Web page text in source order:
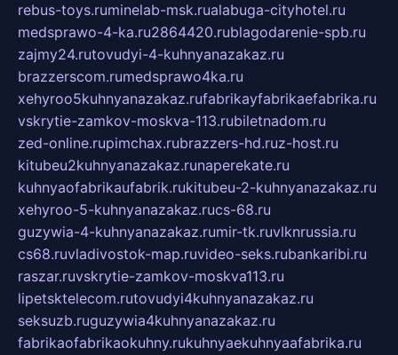
rebus-toys.ruminelab-msk.rualabuga-cityhotel.ru
medsprawo-4-ka.ru2864420.rublagodarenie-spb.ru
zajmy24.rutovudyi-4-kuhnyanazakaz.ru
brazzerscom.rumedsprawo4ka.ru
xehyroo5kuhnyanazakaz.rufabrikayfabrikaefabrika.ru
vskrytie-zamkov-moskva-113.rubiletnadom.ru
zed-online.rupimchax.rubrazzers-hd.ruz-host.ru
kitubeu2kuhnyanazakaz.runaperekate.ru
kuhnyaofabrikaufabrik.rukitubeu-2-kuhnyanazakaz.ru
xehyroo-5-kuhnyanazakaz.rucs-68.ru
guzywia-4-kuhnyanazakaz.rumir-tk.ruvlknrussia.ru
cs68.ruvladivostok-map.ruvideo-seks.rubankaribi.ru
raszar.ruvskrytie-zamkov-moskva113.ru
lipetsktelecom.rutovudyi4kuhnyanazakaz.ru
seksuzb.ruguzywia4kuhnyanazakaz.ru
fabrikaofabrikaokuhny.rukuhnyaekuhnyaafabrika.ru